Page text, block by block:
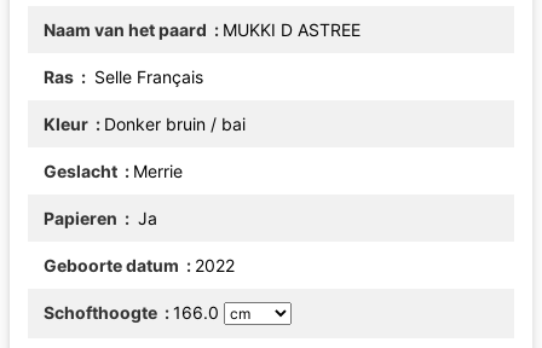
Naam van het paard MUKKI D ASTREE
Ras Selle Français
Kleur Donker bruin / bai
Geslacht Merrie
Papieren Ja
Geboorte datum 2022
Schofthoogte 166.0